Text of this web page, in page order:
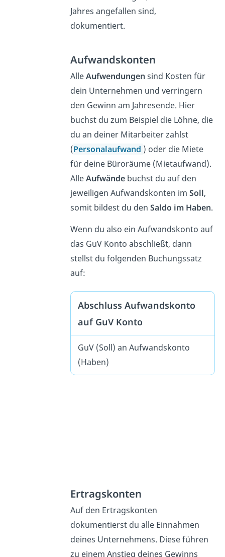
Jahres angefallen sind,
dokumentiert.
Aufwandskonten
AlleAufwendungen sind Kosten für
dein Unternehmen und verringern
den Gewinn am Jahresende. Hier
buchst du zum Beispiel die Löhne, die
du an deiner Mitarbeiter zahlst
(Personalaufwand ) oder die Miete
für deine Büroräume (Mietaufwand).
AlleAufwände buchst du auf den
jeweiligen Aufwandskonten imSoll,
somit bildest du denSaldo im Haben.
Wenn du also ein Aufwandskonto auf
das GuV Konto abschließt, dann
stellst du folgenden Buchungssatz
auf:
Abschluss Aufwandskonto
auf GuV Konto
GuV (Soll) an Aufwandskonto
(Haben)
Ertragskonten
Auf den Ertragskonten
dokumentierst du alle Einnahmen
deines Unternehmens. Diese führen
zu einem Anstieg deines Gewinns